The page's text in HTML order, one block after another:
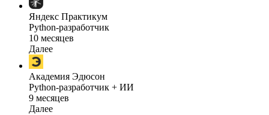
Яндекс Практикум
Python-разработчик
10 месяцев
Далее
Академия Эдюсон
Python-разработчик + ИИ
9 месяцев
Далее